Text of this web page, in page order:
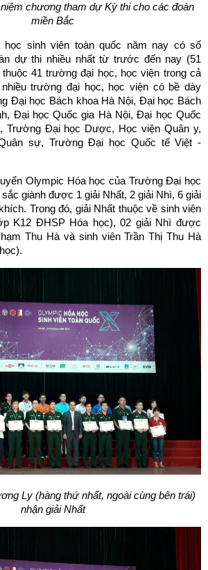
chương tham dự Kỳ thi cho các đoàn
miền Bắc
học sinh viên toàn quốc năm nay có số
dự thi nhiều nhất từ trước đến nay (51
41 trường đại học, học viện trong cả
trường đại học, học viện có bề dày
Đại học Bách khoa Hà Nội, Đại học Bách
Đại học Quốc gia Hà Nội, Đại học Quốc
Trường Đại học Dược, Học viện Quân y,
sự, Trường Đại học Quốc tế Việt -
Olympic Hóa học của Trường Đại học
giành được 1 giải Nhất, 2 giải Nhì, 6 giải
Trong đó, giải Nhất thuộc về sinh viên
K12 ĐHSP Hóa học), 02 giải Nhì được
Thu Hà và sinh viên Trần Thị Thu Hà
Ly (hàng thứ nhất, ngoài cùng bên trái)
nhận giải Nhất